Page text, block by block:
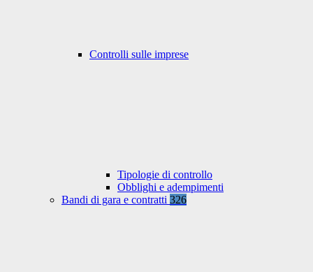
Controlli sulle imprese
Tipologie di controllo
Obblighi e adempimenti
Bandi di gara e contratti 326